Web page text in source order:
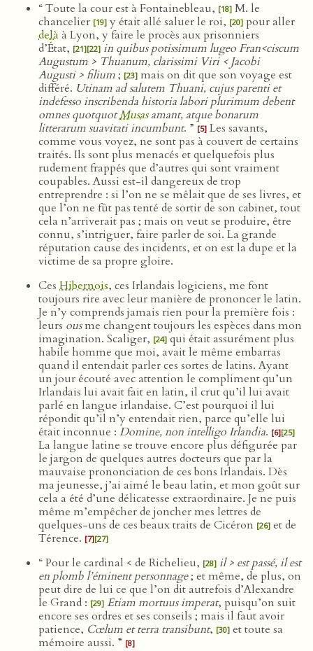
“ Toute la cour est à Fontainebleau, [18] M. le
chancelier [19] y était allé saluer le roi, [20] pour aller
delà à Lyon, y faire le procès aux prisonniers
d’État, [21][22] in quibus potissimum lugeo Fran<ciscum
Augustum > Thuanum, clarissimi Viri < Jacobi
Augusti > filium; [23] mais on dit que son voyage est
différé. Utinam ad salutem Thuani, cujus parenti et
indefesso inscribenda historia labori plurimum debent
omnes quotquotMusasamant, atque bonarum
litterarum suavitati incumbunt. ” [5] Les savants,
comme vous voyez, ne sont pas à couvert de certains
traités. Ils sont plus menacés et quelquefois plus
rudement frappés que d’autres qui sont vraiment
coupables. Aussi est-il dangereux de trop
entreprendre : si l’on ne se mêlait que de ses livres, et
que l’on ne fût pas tenté de sortir de son cabinet, tout
cela n’arriverait pas ; mais on veut se produire, être
connu, s’intriguer, faire parler de soi. La grande
réputation cause des incidents, et on est la dupe et la
victime de sa propre gloire.
Ces Hibernois, ces Irlandais logiciens, me font
toujours rire avec leur manière de prononcer le latin.
Je n’y comprends jamais rien pour la première fois :
leurs ousme changent toujours les espèces dans mon
imagination. Scaliger, [24] qui était assurément plus
habile homme que moi, avait le même embarras
quand il entendait parler ces sortes de latins. Ayant
un jour écouté avec attention le compliment qu’un
Irlandais lui avait fait en latin, il crut qu’il lui avait
parlé en langue irlandaise. C’est pourquoi il lui
répondit qu’il n’y entendait rien, parce qu’elle lui
était inconnue : Domine, non intelligo Irlandia. [6][25]
La langue latine se trouve encore plus défigurée par
le jargon de quelques autres docteurs que par la
mauvaise prononciation de ces bons Irlandais. Dès
ma jeunesse, j’ai aimé le beau latin, et mon goût sur
cela a été d’une délicatesse extraordinaire. Je ne puis
même m’empêcher de joncher mes lettres de
quelques-uns de ces beaux traits de Cicéron [26] et de
Térence. [7][27]
“ Pour le cardinal < de Richelieu, [28] il > est passé, il est
en plomb l’éminent personnage; et même, de plus, on
peut dire de lui ce que l’on dit autrefois d’Alexandre
le Grand : [29] Etiam mortuus imperat, puisqu’on suit
encore ses ordres et ses conseils ; mais il faut avoir
patience, Cœlum et terra transibunt, [30] et toute sa
mémoire aussi. ” [8]